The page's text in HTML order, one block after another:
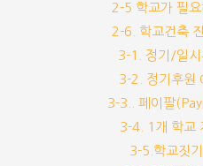
2-5 학교가 필
2-6. 학교건축
3-1. 정기/일시
3-2. 정기후원
3-3.. 페이팔
3-4. 1개 학교
3-5.학교짓